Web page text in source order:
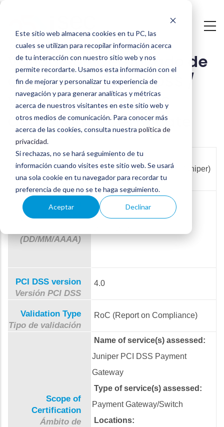
Este sitio web almacena cookies en tu PC, las
cuales se utilizan para recopilar información acerca
de tu interacción con nuestro sitio web y nos
permite recordarte. Usamos esta información con el
fin de mejorar y personalizar tu experiencia de
navegación y para generar analíticas y métricas
acerca de nuestros visitantes en este sitio web y
otros medios de comunicación. Para conocer más
acerca de las cookies, consulta nuestra política de
privacidad.
Si rechazas, no se hará seguimiento de tu
información cuando visites este sitio web. Se usará
una sola cookie en tu navegador para recordar tu
preferencia de que no se te haga seguimiento.
Aceptar Declinar
principal
Validación Certificado de
Cumplimiento PCI DSS /
Validation of PCI DSS
Compliance Certificate
Company Name
Nombre de la
Juniper Consulting S.L. (Juniper)
Valid until
(DD/MM/AAAA)
(DD/MM/AAAA)
PCI DSS version
Versión PCI DSS
4.0
Validation Type
Tipo de validación
RoC (Report on Compliance)
Scope of
Certification
Ámbito de
Name of service(s) assessed:
Juniper PCI DSS Payment
Gateway
Type of service(s) assessed:
Payment Gateway/Switch
Locations: